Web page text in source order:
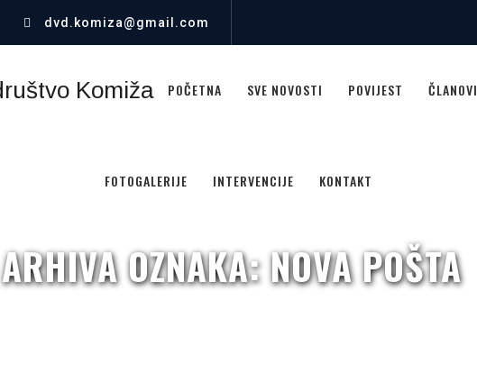
dvd.komiza@gmail.com
POČETNA SVE NOVOSTI POVIJEST ČLANOVI
FOTOGALERIJE INTERVENCIJE KONTAKT
ARHIVA OZNAKA:NOVA POŠTA